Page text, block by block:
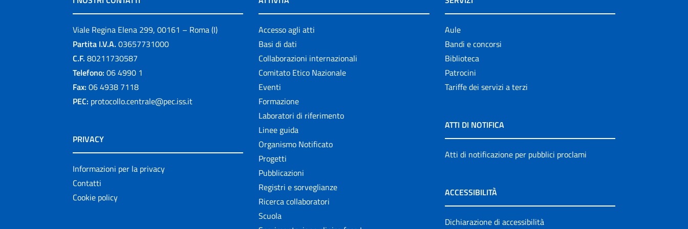
Viale Regina Elena 299, 00161 – Roma (I)
Partita I.V.A. 03657731000
C.F. 80211730587
Telefono: 06 4990 1
Fax: 06 4938 7118
PEC: protocollo.centrale@pec.iss.it
PRIVACY
Informazioni per la privacy
Contatti
Cookie policy
Accesso agli atti
Basi di dati
Collaborazioni internazionali
Comitato Etico Nazionale
Eventi
Formazione
Laboratori di riferimento
Linee guida
Organismo Notificato
Progetti
Pubblicazioni
Registri e sorveglianze
Ricerca collaboratori
Scuola
Aule
Bandi e concorsi
Biblioteca
Patrocini
Tariffe dei servizi a terzi
ATTI DI NOTIFICA
Atti di notificazione per pubblici proclami
ACCESSIBILITÀ
Dichiarazione di accessibilità